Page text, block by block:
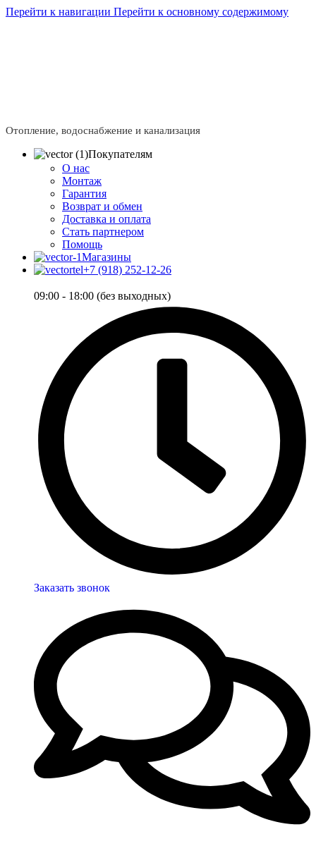
Перейти к навигации Перейти к основному содержимому
Отопление, водоснабжение и канализация
Покупателям
О нас
Монтаж
Гарантия
Возврат и обмен
Доставка и оплата
Стать партнером
Помощь
Магазины
+7 (918) 252-12-26
09:00 - 18:00 (без выходных)
Заказать звонок